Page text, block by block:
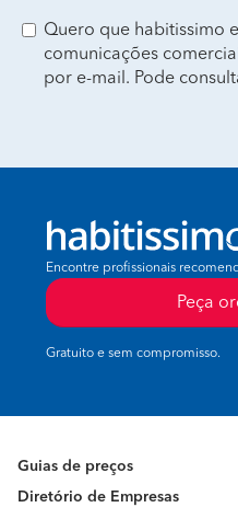
Quero que habitissimo
comunicações
por e-mail. Pode
Encontre profissionais
Peça
Gratuito e sem compromisso.
Guias de preços
Diretório de Empresas